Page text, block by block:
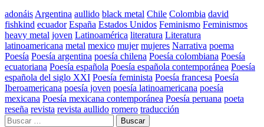
adonáis Argentina aullido black metal Chile Colombia david
fishkind ecuador España Estados Unidos Feminismo Feminismos
heavy metal joven Latinoamérica literatura Literatura
latinoamericana metal mexico mujer mujeres Narrativa poema
Poesía Poesía argentina poesía chilena Poesía colombiana Poesía
ecuatoriana Poesía española Poesía española contemporánea Poesía
española del siglo XXI Poesía feminista Poesía francesa Poesía
Iberoamericana poesía joven poesía latinoamericana poesía
mexicana Poesía mexicana contemporánea Poesía peruana poeta
reseña revista revista aullido romero traducción
Buscar: